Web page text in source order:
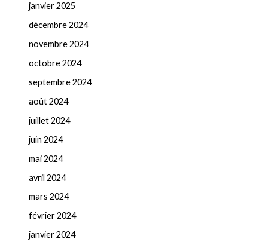
janvier 2025
décembre 2024
novembre 2024
octobre 2024
septembre 2024
août 2024
juillet 2024
juin 2024
mai 2024
avril 2024
mars 2024
février 2024
janvier 2024